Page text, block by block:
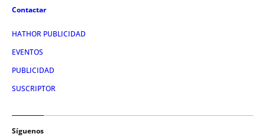
Contactar
HATHOR PUBLICIDAD
EVENTOS
PUBLICIDAD
SUSCRIPTOR
Síguenos